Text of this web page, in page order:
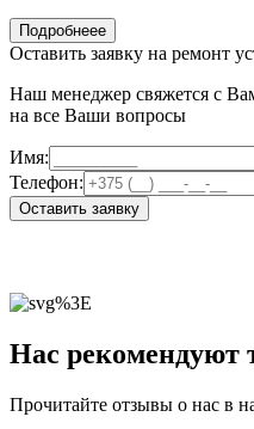
Подробнеее
Оставить заявку на ремонт
Наш менеджер свяжется с
на все Ваши вопросы
Имя:
Телефон:
Оставить заявку
Нас рекомендуют
Прочитайте отзывы о нас в